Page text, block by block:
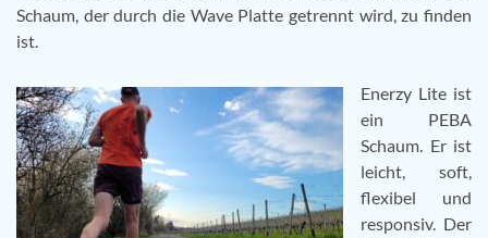
Schaum, der durch die Wave Platte getrennt wird, zu finden
ist.
Enerzy Lite ist
ein PEBA
Schaum. Er ist
leicht, soft,
flexibel und
responsiv. Der